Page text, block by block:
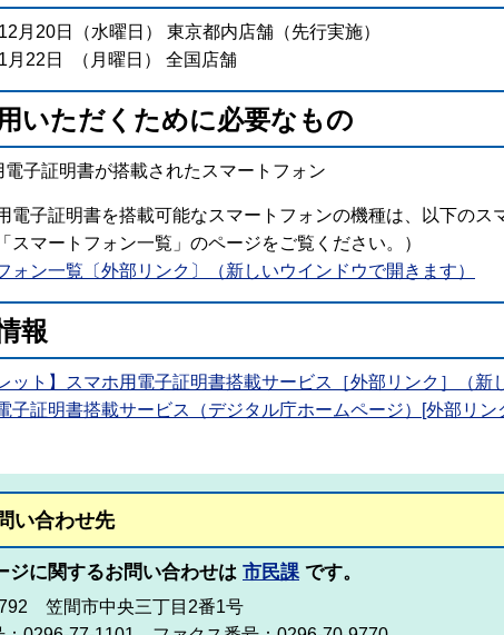
月20日（水曜日） 東京都内店舗（先行実施）
月22日 （月曜日） 全国店舗
いただくために必要なもの
電子証明書が搭載されたスマートフォン
電子証明書を搭載可能なスマートフォンの機種は、以下のス
スマートフォン一覧」のページをご覧ください。）
ォン一覧〔外部リンク〕（新しいウインドウで開きます）
報
ット】スマホ用電子証明書搭載サービス［外部リンク］（新
子証明書搭載サービス（デジタル庁ホームページ）[外部リン
い合わせ先
ジに関するお問い合わせは 市民課 です。
笠間市中央三丁目2番1号